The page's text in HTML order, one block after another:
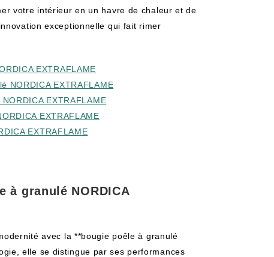
votre intérieur en un havre de chaleur et de
exceptionnelle qui fait rimer
EXTRAFLAME
NORDICA EXTRAFLAME
EXTRAFLAME
EXTRAFLAME
EXTRAFLAME
à granulé NORDICA
avec la **bougie poêle à granulé
elle se distingue par ses performances